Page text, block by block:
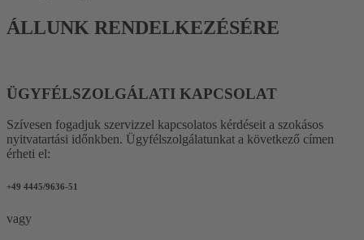
ÁLLUNK RENDELKEZÉSÉRE
ÜGYFÉLSZOLGÁLATI KAPCSOLAT
Szívesen fogadjuk szervizzel kapcsolatos kérdéseit a szokásos
nyitvatartási időnkben. Ügyfélszolgálatunkat a következő címen
érheti el:
+49 4445/9636-51
vagy